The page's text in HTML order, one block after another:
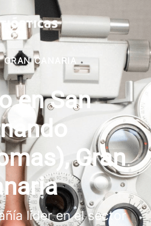
GRAN CANARIA
en San
Gran
líder en el sector